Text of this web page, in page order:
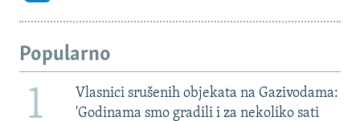
Popularno
1
Vlasnici srušenih objekata na Gazivodama:
'Godinama smo gradili i za nekoliko sati